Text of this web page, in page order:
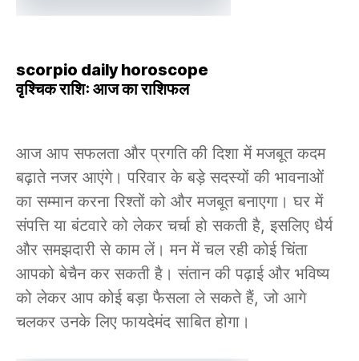
scorpio daily horoscope
वृश्चिक राशिः आज का राशिफल
आज आप सफलता और प्रगति की दिशा में मजबूत कदम
बढ़ाते नजर आएंगे। परिवार के बड़े सदस्यों की भावनाओं
का सम्मान करना रिश्तों को और मजबूत बनाएगा। घर में
संपत्ति या बंटवारे को लेकर चर्चा हो सकती है, इसलिए धैर्य
और समझदारी से काम लें। मन में चल रही कोई चिंता
आपको बेचैन कर सकती है। संतान की पढ़ाई और भविष्य
को लेकर आप कोई बड़ा फैसला ले सकते हैं, जो आगे
चलकर उनके लिए फायदेमंद साबित होगा।